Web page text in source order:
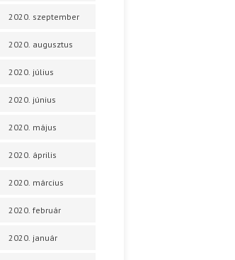
2020. szeptember
2020. augusztus
2020. július
2020. június
2020. május
2020. április
2020. március
2020. február
2020. január